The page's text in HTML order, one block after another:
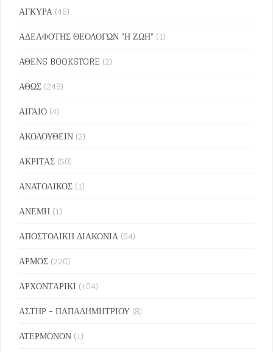
ΑΓΚΥΡΑ (46)
ΑΔΕΛΦΟΤΗΣ ΘΕΟΛΟΓΩΝ "Η ΖΩΗ" (1)
ΑΘΕΝS BOOKSTORE (2)
ΑΘΩΣ (249)
ΑΙΓΑΙΟ (4)
ΑΚΟΛΟΥΘΕΙΝ (2)
ΑΚΡΙΤΑΣ (50)
ΑΝΑΤΟΛΙΚΟΣ (1)
ΑΝΕΜΗ (1)
ΑΠΟΣΤΟΛΙΚΗ ΔΙΑΚΟΝΙΑ (64)
ΑΡΜΟΣ (226)
ΑΡΧΟΝΤΑΡΙΚΙ (104)
ΑΣΤΗΡ - ΠΑΠΑΔΗΜΗΤΡΙΟΥ (8)
ΑΤΕΡΜΟΝΟΝ (1)